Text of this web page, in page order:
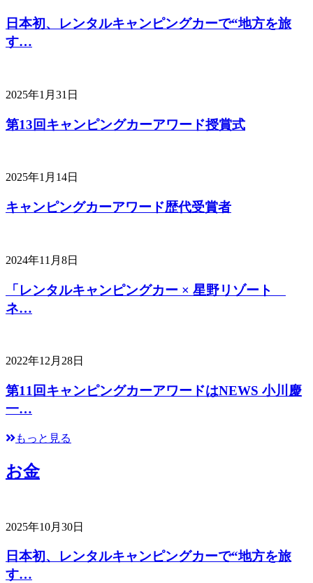
日本初、レンタルキャンピングカーで“地方を旅
す…
2025年1月31日
第13回キャンピングカーアワード授賞式
2025年1月14日
キャンピングカーアワード歴代受賞者
2024年11月8日
「レンタルキャンピングカー × 星野リゾート
ネ…
2022年12月28日
第11回キャンピングカーアワードはNEWS 小川慶
一…
もっと見る
お金
2025年10月30日
日本初、レンタルキャンピングカーで“地方を旅
す…